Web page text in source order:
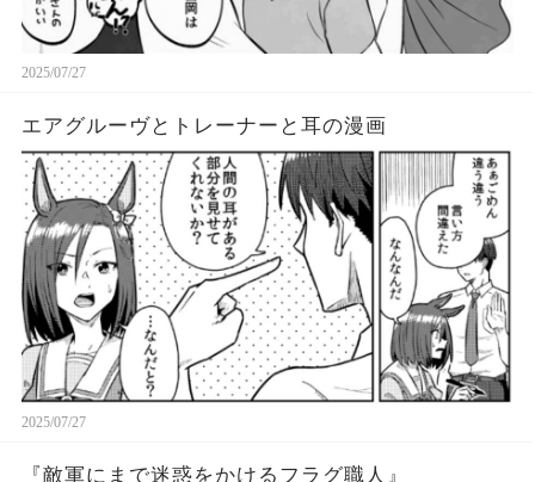
2025/07/27
エアグルーヴとトレーナーと耳の漫画
2025/07/27
『敵軍にまで迷惑をかけるフラグ職人』